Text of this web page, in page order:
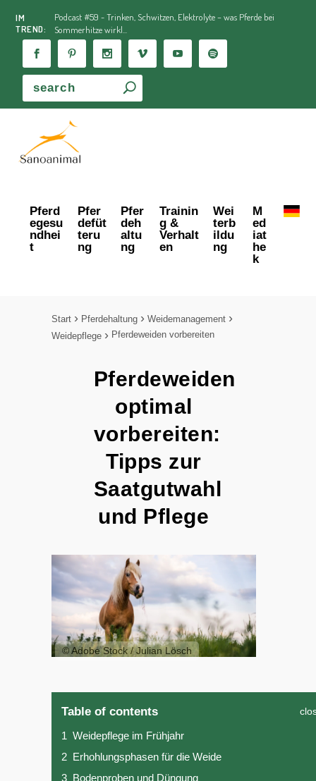
IM
TREND:
Podcast #59 - Trinken, Schwitzen, Elektrolyte – was Pferde bei
Sommerhitze wirkl...
Pferd
egesu
ndhei
t
Pfer
defüt
teru
ng
Pfer
deh
altu
ng
Trainin
g &
Verhalt
en
Wei
terb
ildu
ng
M
ed
iat
he
k
Start Pferdehaltung
Weidemanagement
Weidepflege
Pferdeweiden vorbereiten
Pferdeweiden
optimal
vorbereiten:
Tipps zur
Saatgutwahl
und Pflege
© Adobe Stock / Julian Lösch
Table of contents
1 Weidepflege im Frühjahr
2 Erhohlungsphasen für die Weide
3 Bodenproben und Düngung